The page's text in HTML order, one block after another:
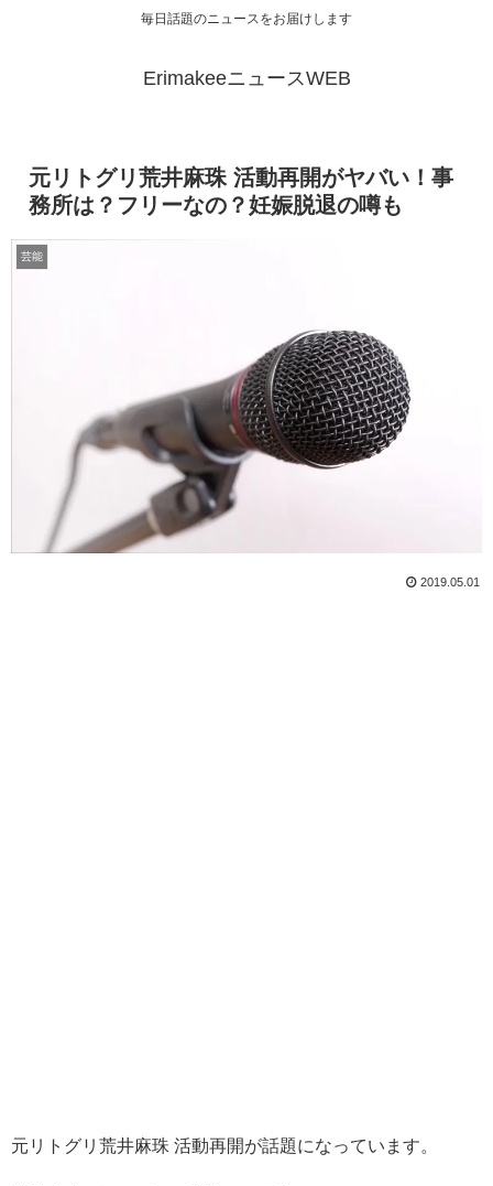
毎日話題のニュースをお届けします
ErimakeeニュースWEB
元リトグリ荒井麻珠 活動再開がヤバい！事
務所は？フリーなの？妊娠脱退の噂も
芸能
2019.05.01
元リトグリ荒井麻珠 活動再開が話題になっています。